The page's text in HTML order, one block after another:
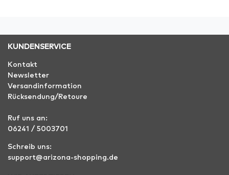
KUNDENSERVICE
Kontakt
Newsletter
Versandinformation
Rücksendung/Retoure
Ruf uns an:
06241 / 5003701
Schreib uns:
support@arizona-shopping.de